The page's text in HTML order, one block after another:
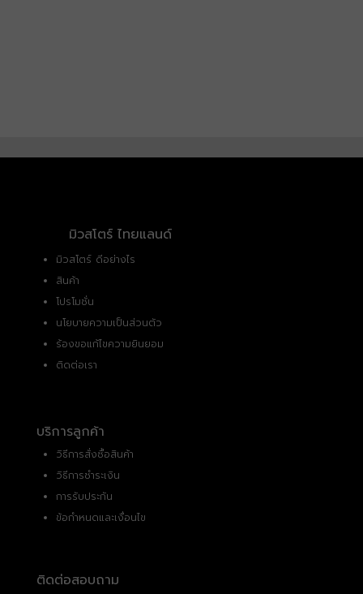
มิวสโตร์ ไทยแลนด์
มิวสโตร์ ดีอย่างไร
สินค้า
โปรโมชั่น
นโยบายความเป็นส่วนตัว
ร้องขอแก้ไขความยินยอม
ติดต่อเรา
บริการลูกค้า
วิธีการสั่งซื้อสินค้า
วิธีการชำระเงิน
การรับประกัน
ข้อกำหนดและเงื่อนไข
ติดต่อสอบถาม